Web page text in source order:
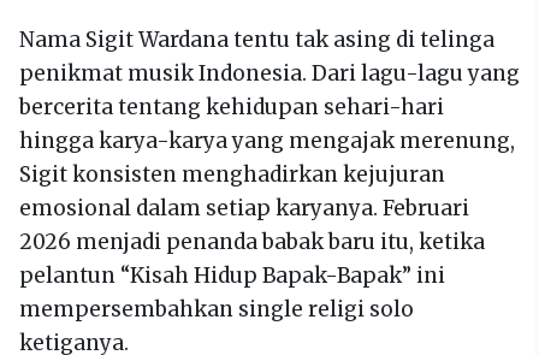
Nama Sigit Wardana tentu tak asing di telinga
penikmat musik Indonesia. Dari lagu-lagu yang
bercerita tentang kehidupan sehari-hari
hingga karya-karya yang mengajak merenung,
Sigit konsisten menghadirkan kejujuran
emosional dalam setiap karyanya. Februari
2026 menjadi penanda babak baru itu, ketika
pelantun “Kisah Hidup Bapak-Bapak” ini
mempersembahkan single religi solo
ketiganya.